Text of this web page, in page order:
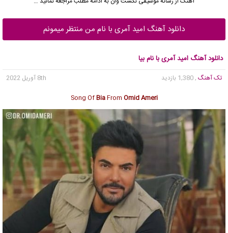
دانلود آهنگ امید آمری با نام من منتظر میمونم
دانلود آهنگ امید آمری با نام بیا
تک آهنگ , 1,380 بازدید
8th آوریل 2022
Song OfBiaFrom Omid Ameri